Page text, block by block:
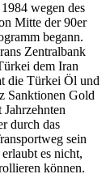
wegen des
Mitte der 90er
begann.
Zentralbank
dem Iran
die Türkei Öl und
Sanktionen Gold
durch das
sein
es nicht,
können.